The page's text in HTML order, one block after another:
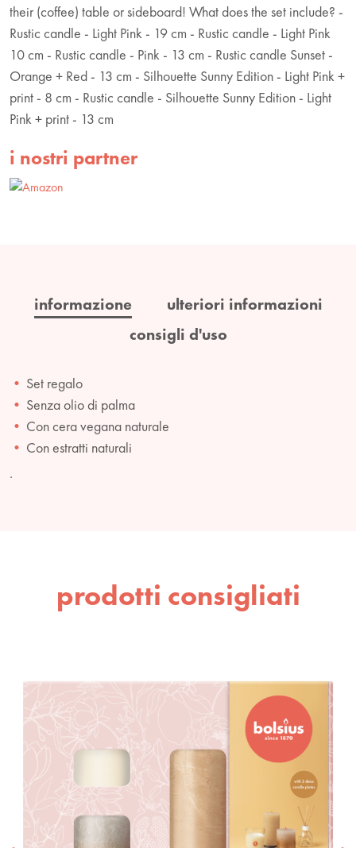
their (coffee) table or sideboard! What does the set include? -
Rustic candle - Light Pink - 19 cm - Rustic candle - Light Pink
10 cm - Rustic candle - Pink - 13 cm - Rustic candle Sunset -
Orange + Red - 13 cm - Silhouette Sunny Edition - Light Pink +
print - 8 cm - Rustic candle - Silhouette Sunny Edition - Light
Pink + print - 13 cm
i nostri partner
informazione
ulteriori informazioni
consigli d'uso
Set regalo
Senza olio di palma
Con cera vegana naturale
Con estratti naturali
.
prodotti consigliati